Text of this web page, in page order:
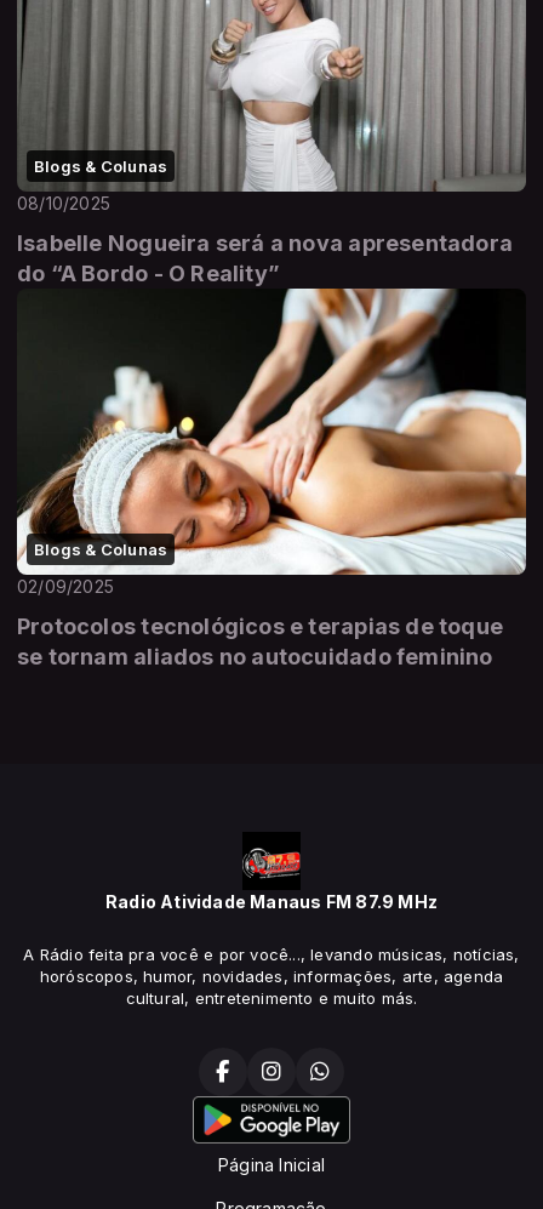
Blogs & Colunas
08/10/2025
Isabelle Nogueira será a nova apresentadora
do “A Bordo - O Reality”
Blogs & Colunas
02/09/2025
Protocolos tecnológicos e terapias de toque
se tornam aliados no autocuidado feminino
Radio Atividade Manaus FM 87.9 MHz
A Rádio feita pra você e por você..., levando músicas, notícias,
horóscopos, humor, novidades, informações, arte, agenda
cultural, entretenimento e muito más.
Página Inicial